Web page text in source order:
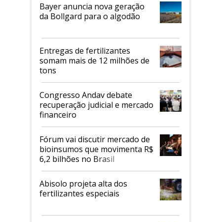
Bayer anuncia nova geração
da Bollgard para o algodão
Entregas de fertilizantes
somam mais de 12 milhões de
tons
Congresso Andav debate
recuperação judicial e mercado
financeiro
Fórum vai discutir mercado de
bioinsumos que movimenta R$
6,2 bilhões no Brasil
Abisolo projeta alta dos
fertilizantes especiais